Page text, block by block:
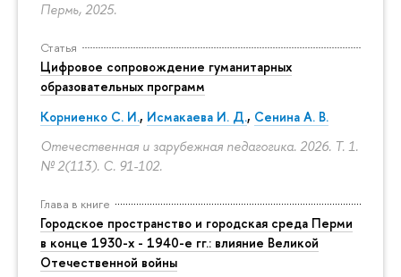
Пермь, 2025.
Статья
Цифровое сопровождение гуманитарных
образовательных программ
Корниенко С. И., Исмакаева И. Д., Сенина А. В.
Отечественная и зарубежная педагогика. 2026. Т. 1.
№ 2(113). С. 91-102.
Глава в книге
Городское пространство и городская среда Перми
в конце 1930-х - 1940-е гг.: влияние Великой
Отечественной войны